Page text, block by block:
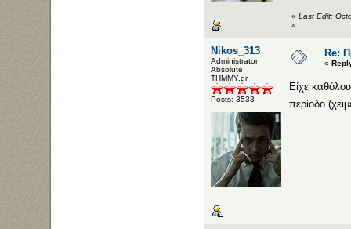
« Last Edit:
»
Nikos_313
Administrator
Αbsolute
ΤΗΜΜΥ.gr
Posts: 3533
Re:
«
Είχε
περίοδο